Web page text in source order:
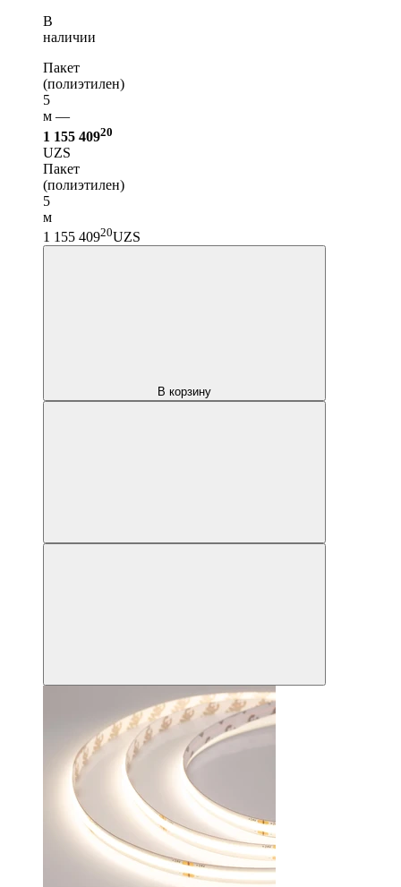
В
наличии
Пакет
(полиэтилен)
5
м —
1 155 40920
UZS
Пакет
(полиэтилен)
5
м
1 155 40920UZS
В корзину